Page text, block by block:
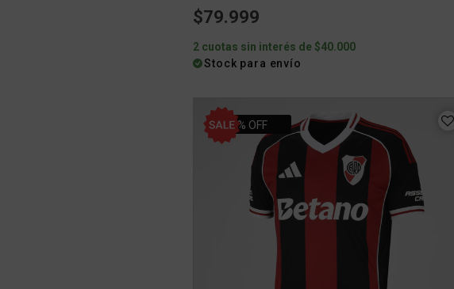
$79.999
2 cuotas sin interés de $40.000
Stock para envío
34% OFF